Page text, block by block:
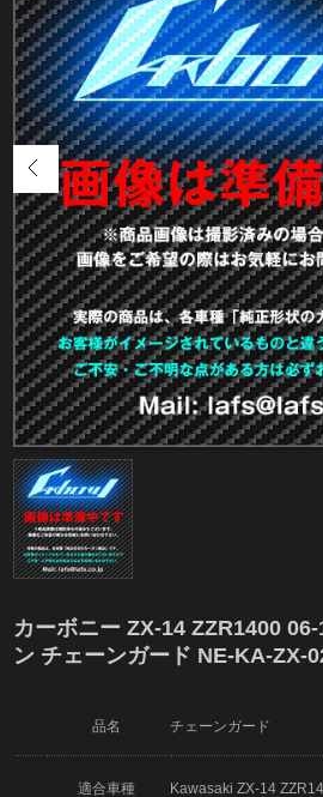
カーボニー ZX-14 ZZR1400
ン チェーンガード NE-KA-ZX-
品名 チェーンガード
適合車種 Kawasaki ZX-14